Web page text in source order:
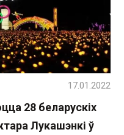
28 беларускіх
Лукашэнкі ў
17.01.2022